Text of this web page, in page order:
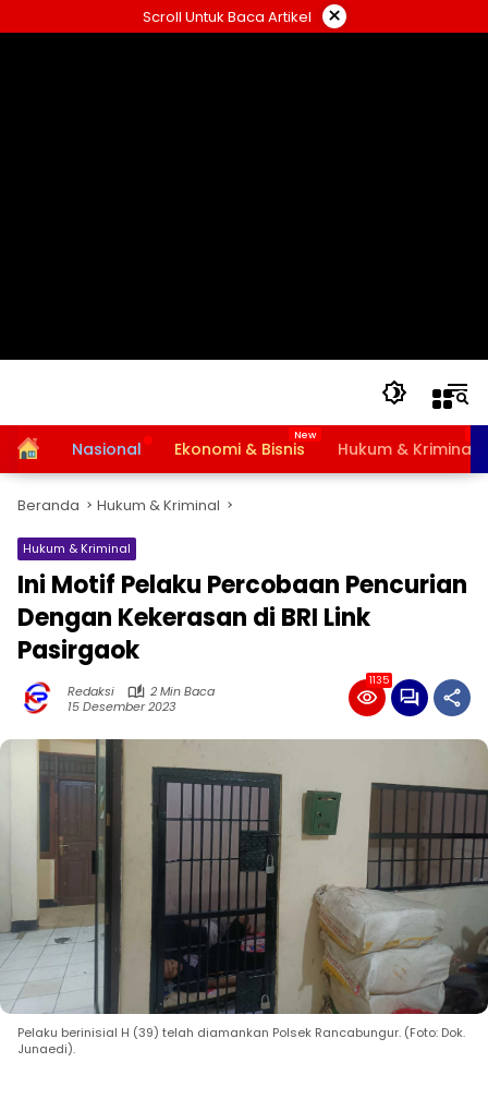
ke
Scroll Untuk Baca Artikel ×
HomeNasional Ekonomi & Bisnis Hukum & Kriminal
Beranda Hukum & Kriminal
Hukum & Kriminal
Ini Motif Pelaku Percobaan Pencurian
Dengan Kekerasan di BRI Link
Pasirgaok
Redaksi
2 Min Baca
15 Desember 2023
1135
Pelaku berinisial H (39) telah diamankan Polsek Rancabungur. (Foto: Dok.
Junaedi).